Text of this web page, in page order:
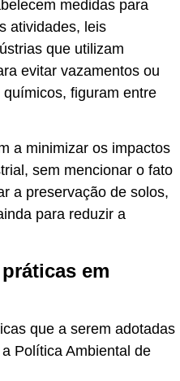
medidas para
atividades, leis
que utilizam
evitar vazamentos ou
figuram entre
a minimizar os impactos
sem mencionar o fato
a preservação de solos,
para reduzir a
em
que a serem adotadas
Política Ambiental de